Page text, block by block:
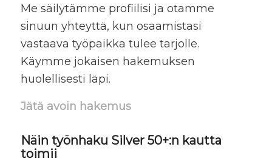
Me säilytämme profiilisi ja otamme
sinuun yhteyttä, kun osaamistasi
vastaava työpaikka tulee tarjolle.
Käymme jokaisen hakemuksen
huolellisesti läpi.
Jätä avoin hakemus
Näin työnhaku Silver 50+:n kautta
toimii